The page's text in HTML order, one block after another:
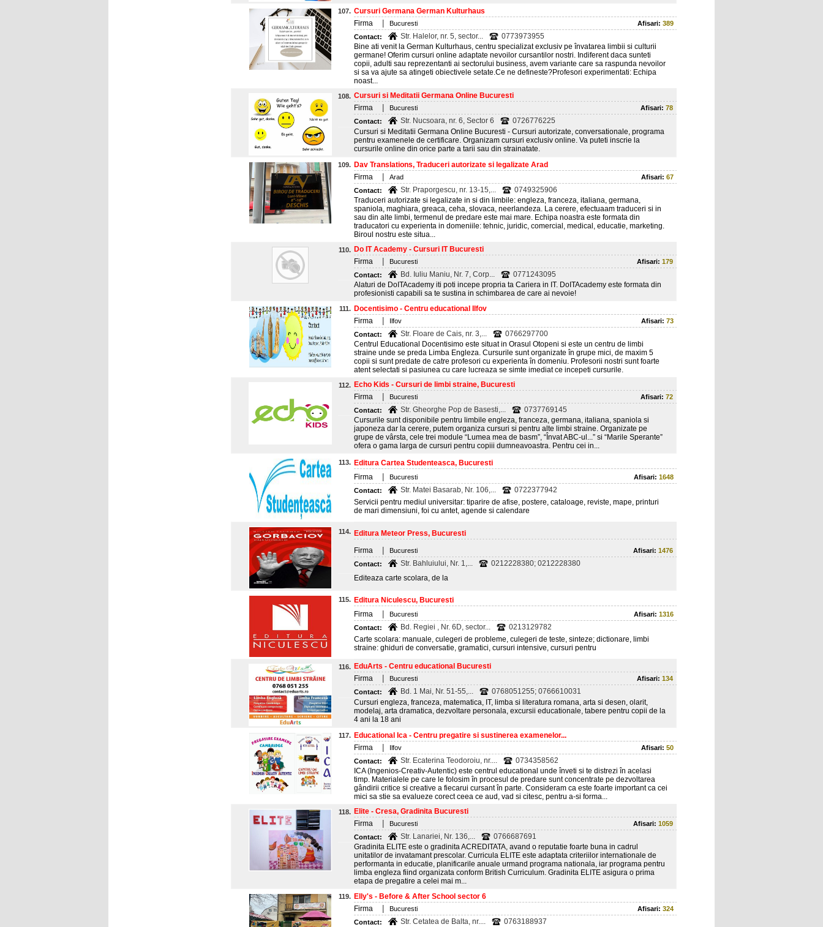
107. Cursuri Germana German Kulturhaus
Firma
Bucuresti Afisari: 389
Contact:
Str. Halelor, nr. 5, sector...
0773973955
Bine ati venit la German Kulturhaus, centru specializat exclusiv pe învatarea limbii si culturii
germane! Oferim cursuri online adaptate nevoilor cursantilor nostri. Indiferent daca sunteti
copii, adulti sau reprezentanti ai sectorului business, avem variante care sa raspunda nevoilor
si sa va ajute sa atingeti obiectivele setate.Ce ne defineste?Profesori experimentati: Echipa
noast...
108. Cursuri si Meditatii Germana Online Bucuresti
Firma
Bucuresti Afisari: 78
Contact:
Str. Nucsoara, nr. 6, Sector 6
0726776225
Cursuri si Meditatii Germana Online Bucuresti - Cursuri autorizate, conversationale, programa
pentru examenele de certificare. Organizam cursuri exclusiv online. Va puteti inscrie la
cursurile online din orice parte a tarii sau din strainatate.
109. Dav Translations, Traduceri autorizate si legalizate Arad
Firma
Arad Afisari: 67
Contact:
Str. Praporgescu, nr. 13-15,...
0749325906
Traduceri autorizate si legalizate in si din limbile: engleza, franceza, italiana, germana,
spaniola, maghiara, greaca, ceha, slovaca, neerlandeza. La cerere, efectuaam traduceri si in
sau din alte limbi, termenul de predare este mai mare. Echipa noastra este formata din
traducatori cu experienta in domeniile: tehnic, juridic, comercial, medical, educatie, marketing.
Biroul nostru este situa...
110. Do IT Academy - Cursuri IT Bucuresti
Firma
Bucuresti Afisari: 179
Contact:
Bd. Iuliu Maniu, Nr. 7, Corp...
0771243095
Alaturi de DoITAcademy iti poti incepe propria ta Cariera in IT. DoITAcademy este formata din
profesionisti capabili sa te sustina in schimbarea de care ai nevoie!
111. Docentisimo - Centru educational Ilfov
Firma
Ilfov Afisari: 73
Contact:
Str. Floare de Cais, nr. 3,...
0766297700
Centrul Educational Docentisimo este situat in Orasul Otopeni si este un centru de limbi
straine unde se preda Limba Engleza. Cursurile sunt organizate în grupe mici, de maxim 5
copii si sunt predate de catre profesori cu experienta în domeniu. Profesorii nostri sunt foarte
atent selectati si pasiunea cu care lucreaza se simte imediat ce incepeti cursurile.
112. Echo Kids - Cursuri de limbi straine, Bucuresti
Firma
Bucuresti Afisari: 72
Contact:
Str. Gheorghe Pop de Basesti,...
0737769145
Cursurile sunt disponibile pentru limbile engleza, franceza, germana, italiana, spaniola si
japoneza dar la cerere, putem organiza cursuri si pentru alte limbi straine. Organizate pe
grupe de vârsta, cele trei module “Lumea mea de basm”, “Învat ABC-ul...” si “Marile Sperante”
ofera o gama larga de cursuri pentru copiii dumneavoastra. Pentru cei in...
113. Editura Cartea Studenteasca, Bucuresti
Firma
Bucuresti Afisari: 1648
Contact:
Str. Matei Basarab, Nr. 106,...
0722377942
Servicii pentru mediul universitar: tiparire de afise, postere, cataloage, reviste, mape, printuri
de mari dimensiuni, foi cu antet, agende si calendare
114. Editura Meteor Press, Bucuresti
Firma
Bucuresti Afisari: 1476
Contact:
Str. Bahluiului, Nr. 1,...
0212228380; 0212228380
Editeaza carte scolara, de la
115. Editura Niculescu, Bucuresti
Firma
Bucuresti Afisari: 1316
Contact:
Bd. Regiei , Nr. 6D, sector...
0213129782
Carte scolara: manuale, culegeri de probleme, culegeri de teste, sinteze; dictionare, limbi
straine: ghiduri de conversatie, gramatici, cursuri intensive, cursuri pentru
116. EduArts - Centru educational Bucuresti
Firma
Bucuresti Afisari: 134
Contact:
Bd. 1 Mai, Nr. 51-55,...
0768051255; 0766610031
Cursuri engleza, franceza, matematica, IT, limba si literatura romana, arta si desen, olarit,
modelaj, arta dramatica, dezvoltare personala, excursii educationale, tabere pentru copii de la
4 ani la 18 ani
117. Educational Ica - Centru pregatire si sustinerea examenelor...
Firma
Ilfov Afisari: 50
Contact:
Str. Ecaterina Teodoroiu, nr....
0734358562
ICA (Ingenios-Creativ-Autentic) este centrul educational unde înveti si te distrezi în acelasi
timp. Materialele pe care le folosim în procesul de predare sunt concentrate pe dezvoltarea
gândirii critice si creative a fiecarui cursant în parte. Consideram ca este foarte important ca cei
mici sa stie sa evalueze corect ceea ce aud, vad si citesc, pentru a-si forma...
118. Elite - Cresa, Gradinita Bucuresti
Firma
Bucuresti Afisari: 1059
Contact:
Str. Lanariei, Nr. 136,...
0766687691
Gradinita ELITE este o gradinita ACREDITATA, avand o reputatie foarte buna in cadrul
unitatilor de invatamant prescolar. Curricula ELITE este adaptata criteriilor internationale de
performanta in educatie, planificarile anuale urmand programa nationala, iar programa pentru
limba engleza fiind organizata conform British Curriculum. Gradinita ELITE asigura o prima
etapa de pregatire a celei mai m...
119. Elly's - Before & After School sector 6
Firma
Bucuresti Afisari: 324
Contact:
Str. Cetatea de Balta, nr....
0763188937